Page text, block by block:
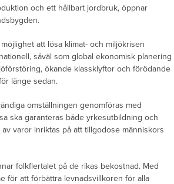
och ett hållbart jordbruk, öppnar
att lösa klimat- och miljökrisen
såväl som global ekonomisk planering
ökande klassklyftor och förödande
länge sedan.
omställningen genomföras med
ska garanteras både yrkesutbildning och
varor inriktas på att tillgodose människors
folkflertalet på de rikas bekostnad. Med
för att förbättra levnadsvillkoren för alla